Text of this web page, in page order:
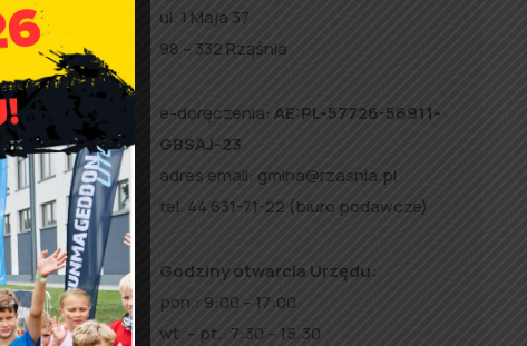
ul. 1 Maja 37
98 – 332 Rząśnia
e-doręczenia: AE:PL-57726-56911-
GBSAJ-23
adres email: gmina@rzasnia.pl
tel. 44 631-71-22 (biuro podawcze)
Godziny otwarcia Urzędu:
pon.: 9:00 – 17:00
wt. – pt.: 7:30 – 15:30